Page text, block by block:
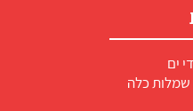
ים
שמלות כלה